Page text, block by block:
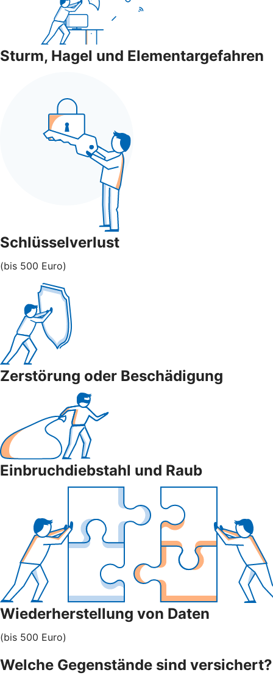
Sturm, Hagel und Elementargefahren
Schlüsselverlust
(bis 500 Euro)
Zerstörung oder Beschädigung
Einbruchdiebstahl und Raub
Wiederherstellung von Daten
(bis 500 Euro)
Welche Gegenstände sind versichert?